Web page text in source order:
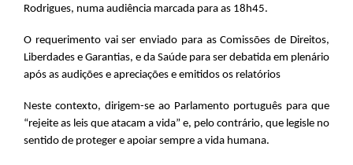
Rodrigues, numa audiência marcada para as 18h45.
O requerimento vai ser enviado para as Comissões de Direitos,
Liberdades e Garantias, e da Saúde para ser debatida em plenário
após as audições e apreciações e emitidos os relatórios
Neste contexto, dirigem-se ao Parlamento português para que
“rejeite as leis que atacam a vida” e, pelo contrário, que legisle no
sentido de proteger e apoiar sempre a vida humana.